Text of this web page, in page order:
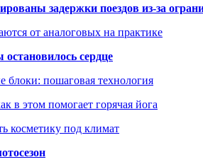
задержки поездов из-за
от аналоговых на практике
сердце
блоки: пошаговая технология
в этом помогает горячая йога
косметику под климат